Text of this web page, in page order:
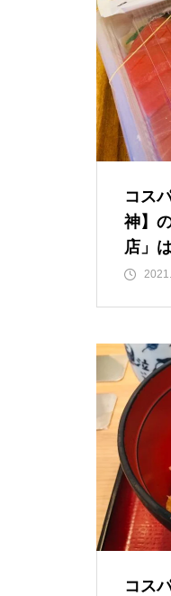
コス
神】
店」
コス